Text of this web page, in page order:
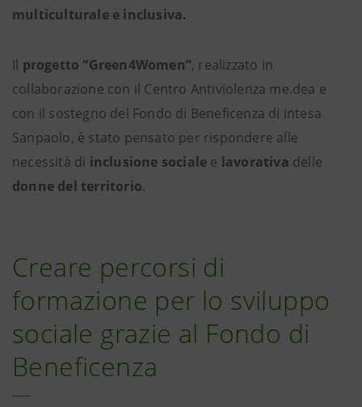
multiculturale e inclusiva.
Il progetto “Green4Women”, realizzato in
collaborazione con il Centro Antiviolenza me.dea e
con il sostegno del Fondo di Beneficenza di Intesa
Sanpaolo, è stato pensato per rispondere alle
necessità di inclusione sociale e lavorativa delle
donne del territorio.
Creare percorsi di
formazione per lo sviluppo
sociale grazie al Fondo di
Beneficenza